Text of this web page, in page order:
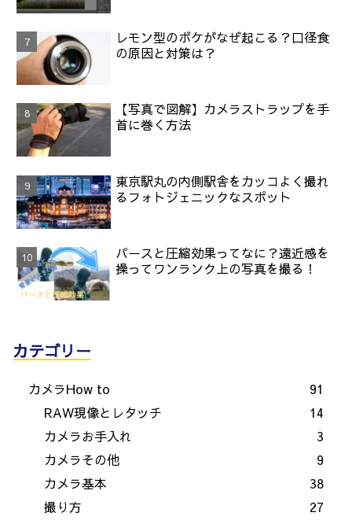
レモン型のボケがなぜ起こる？口径食
の原因と対策は？
【写真で図解】カメラストラップを手
首に巻く方法
東京駅丸の内側駅舎をカッコよく撮れ
るフォトジェニックなスポット
パースと圧縮効果ってなに？遠近感を
操ってワンランク上の写真を撮る！
カテゴリー
カメラHow to
91
RAW現像とレタッチ
14
カメラお手入れ
3
カメラその他
9
カメラ基本
38
撮り方
27